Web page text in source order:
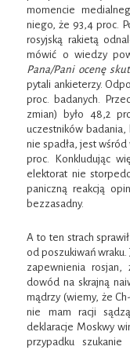
momencie
niego, że 93,4 proc.
rosyjską rakietą
mówić o wiedzy
Pana/Pani ocenę
pytali ankieterzy.
proc. badanych.
zmian) było 48,2
uczestników badania,
nie spadła, jest
proc. Konkludując
elektorat nie
paniczną reakcją
bezzasadny.
A to ten strach
od poszukiwań
zapewnienia
dowód na skrajną
mądrzy (wiemy, że
nie mam racji
deklaracje Moskwy
przypadku